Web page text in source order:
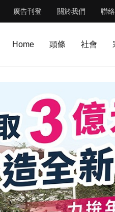
廣告刊登 關於我們 聯
Home 頭條 社會